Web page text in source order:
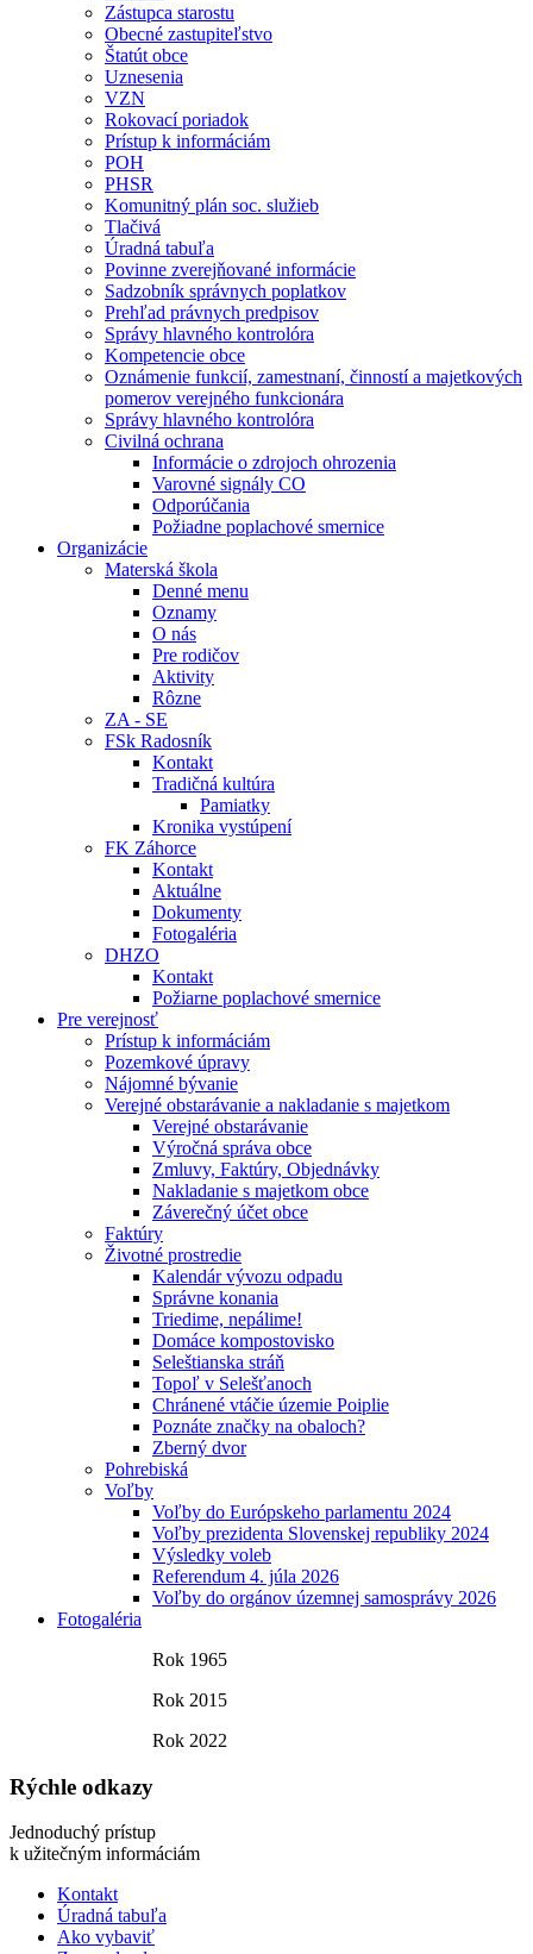
Zástupca starostu
Obecné zastupiteľstvo
Štatút obce
Uznesenia
VZN
Rokovací poriadok
Prístup k informáciám
POH
PHSR
Komunitný plán soc. služieb
Tlačivá
Úradná tabuľa
Povinne zverejňované informácie
Sadzobník správnych poplatkov
Prehľad právnych predpisov
Správy hlavného kontrolóra
Kompetencie obce
Oznámenie funkcií, zamestnaní, činností a majetkových
pomerov verejného funkcionára
Správy hlavného kontrolóra
Civilná ochrana
Informácie o zdrojoch ohrozenia
Varovné signály CO
Odporúčania
Požiadne poplachové smernice
Organizácie
Materská škola
Denné menu
Oznamy
O nás
Pre rodičov
Aktivity
Rôzne
ZA - SE
FSk Radosník
Kontakt
Tradičná kultúra
Pamiatky
Kronika vystúpení
FK Záhorce
Kontakt
Aktuálne
Dokumenty
Fotogaléria
DHZO
Kontakt
Požiarne poplachové smernice
Pre verejnosť
Prístup k informáciám
Pozemkové úpravy
Nájomné bývanie
Verejné obstarávanie a nakladanie s majetkom
Verejné obstarávanie
Výročná správa obce
Zmluvy, Faktúry, Objednávky
Nakladanie s majetkom obce
Záverečný účet obce
Faktúry
Životné prostredie
Kalendár vývozu odpadu
Správne konania
Triedime, nepálime!
Domáce kompostovisko
Seleštianska stráň
Topoľ v Selešťanoch
Chránené vtáčie územie Poiplie
Poznáte značky na obaloch?
Zberný dvor
Pohrebiská
Voľby
Voľby do Európskeho parlamentu 2024
Voľby prezidenta Slovenskej republiky 2024
Výsledky voleb
Referendum 4. júla 2026
Voľby do orgánov územnej samosprávy 2026
Fotogaléria
Rok 1965
Rok 2015
Rok 2022
Rýchle odkazy
Jednoduchý prístup
k užitečným informáciám
Kontakt
Úradná tabuľa
Ako vybaviť